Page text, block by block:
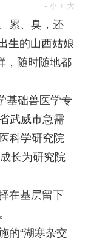
- 小 + 大
累、臭，还
生的山西姑娘
，随时随地都
基础兽医学专
武威市急需
科学研究院
长为研究院
在基层留下
的“湖寒杂交